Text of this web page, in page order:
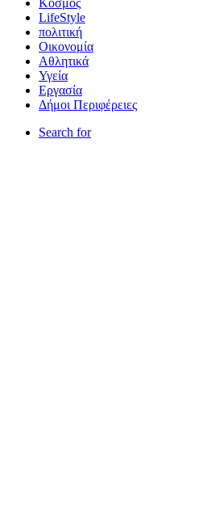
Κόσμος
LifeStyle
πολιτική
Οικονομία
Αθλητικά
Υγεία
Εργασία
Δήμοι Περιφέρειες
Search for